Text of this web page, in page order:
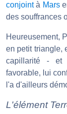
conjointà Mars
des souffrances
Heureusement,
en petit triangle,
capillarité -
favorable, lui
l'a d'ailleurs
L'élément